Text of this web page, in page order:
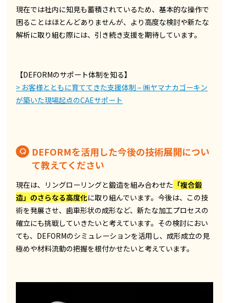
現在では社内に知見も蓄積されているため、基本的な操作で
困ることはほとんどありませんが、より高度な検討や新たな
解析に取り組む際には、引き続き支援を期待しています。
【DEFORMのサポート体制を知る】
> お客様とともに育ててきた支援体制 – ㈱ヤマナカゴーキン
が築いた現場起点のCAEサポート
DEFORMを活用した今後の技術展開につい
て教えてください
現在は、リングローリングと鍛造を組み合わせた 「複合鍛
造」のさらなる高度化に取り組んでいます。今後は、この技
術を発展させ、歯車形状の成形など、新たな加工プロセスの
確立にも挑戦していきたいと考えています。その検討におい
ても、DEFORMのシミュレーションを活用し、成形成立の見
極めや材料流動の把握を根付かせたいと考えています。